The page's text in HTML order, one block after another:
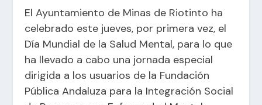
El Ayuntamiento de Minas de Riotinto ha
celebrado este jueves, por primera vez, el
Día Mundial de la Salud Mental, para lo que
ha llevado a cabo una jornada especial
dirigida a los usuarios de la Fundación
Pública Andaluza para la Integración Social